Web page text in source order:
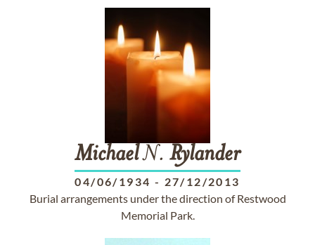
MichaelN. Rylander
04/06/1934 - 27/12/2013
Burial arrangements under the direction of Restwood
Memorial Park.